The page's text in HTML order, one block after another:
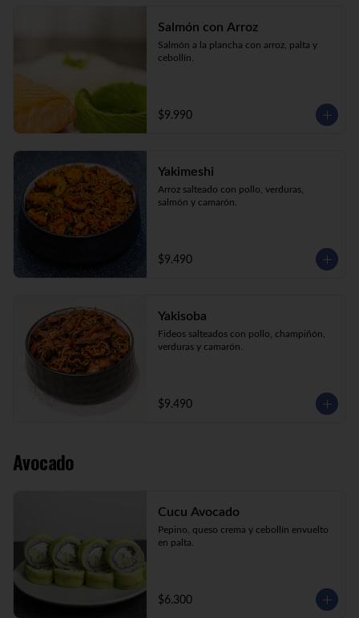
Salmón con Arroz
Salmón a la plancha con arroz, palta y
cebollín.
$9.990
Yakimeshi
Arroz salteado con pollo, verduras,
salmón y camarón.
$9.490
Yakisoba
Fideos salteados con pollo, champiñón,
verduras y camarón.
$9.490
Avocado
Cucu Avocado
Pepino, queso crema y cebollín envuelto
en palta.
$6.300